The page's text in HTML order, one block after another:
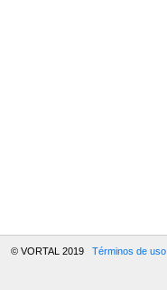
© VORTAL 2019 Términos de uso